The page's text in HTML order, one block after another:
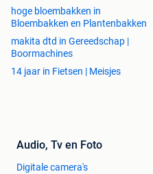
hoge bloembakken in
Bloembakken en Plantenbakken
makita dtd in Gereedschap |
Boormachines
14 jaar in Fietsen | Meisjes
Audio, Tv en Foto
Digitale camera's